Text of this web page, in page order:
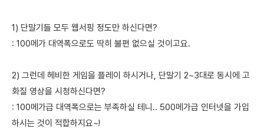
1) 단말기들 모두 웹서핑 정도만 하신다면?
: 100메가 대역폭으로도 딱히 불편 없으실 것이고요.
2) 그런데 헤비한 게임을 플레이 하시거나, 단말기 2~3대로 동시에 고
화질 영상을 시청하신다면?
: 100메가급 대역폭으로는 부족하실 테니.. 500메가급 인터넷을 가입
하시는 것이 적합하지요~!